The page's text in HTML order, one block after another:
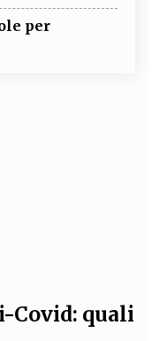
per
Covid: quali